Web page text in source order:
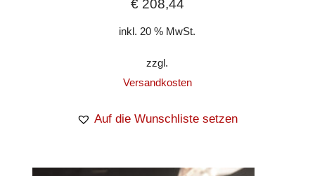
€208,44
inkl. 20 % MwSt.
zzgl.
Versandkosten
Auf die Wunschliste setzen